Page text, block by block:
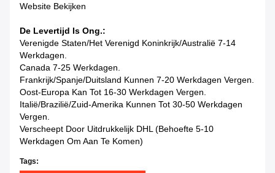
Website Bekijken
De Levertijd Is Ong.:
Verenigde Staten/het Verenigd Koninkrijk/Australië 7-14
Werkdagen.
Canada 7-25 Werkdagen.
Frankrijk/Spanje/Duitsland Kunnen 7-20 Werkdagen Vergen.
Oost-Europa Kan Tot 16-30 Werkdagen Vergen.
Italië/Brazilië/Zuid-Amerika Kunnen Tot 30-50 Werkdagen
Vergen.
Verscheept Door Uitdrukkelijk DHL (Behoefte 5-10
Werkdagen Om Aan Te Komen)
Tags: